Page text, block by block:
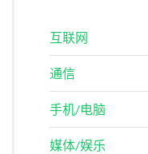
互联网
通信
手机/电脑
媒体/娱乐